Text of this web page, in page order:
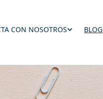
CON NOSOTROS BLOG